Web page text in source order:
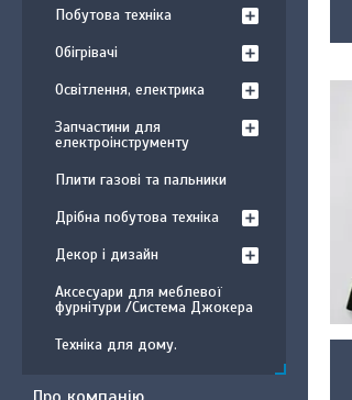
Побутова техніка
Обігрівачі
Освітлення, електрика
Запчастини для
електроінструменту
Плити газові та пальники
Дрібна побутова техніка
Декор і дизайн
Аксесуари для меблевої
фурнітури /Система Джокера
Техніка для дому.